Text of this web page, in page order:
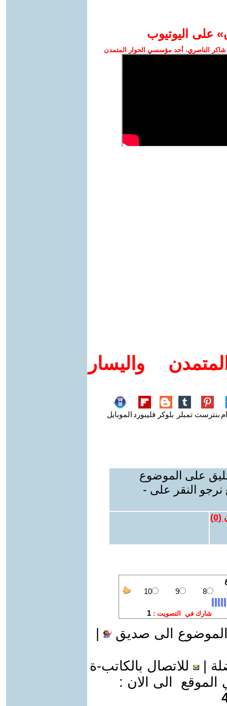
على اليوتيوب
الناصري، أحد مؤسسي الحوار المتمدن
واليسار
بنترست تمبلر بلوكر فليبورد الموبايل
على الموضوع
نرجو النقر على -
(
0
)
الى صديق
للاتصال بالكاتب-ة
الى الان :